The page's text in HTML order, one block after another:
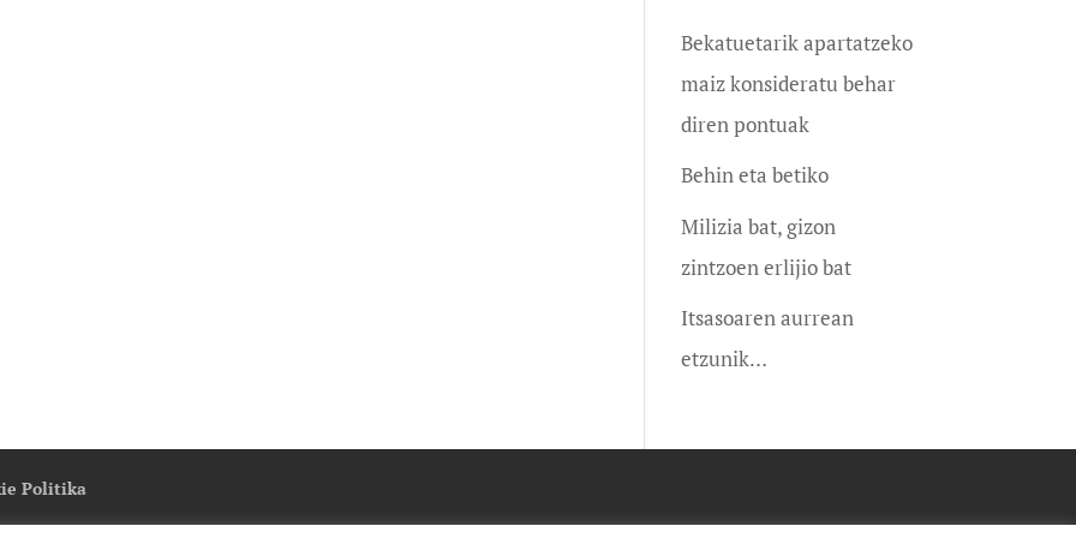
Bekatuetarik apartatzeko
maiz konsideratu behar
diren pontuak
Behin eta betiko
Milizia bat, gizon
zintzoen erlijio bat
Itsasoaren aurrean
etzunik…
Politika